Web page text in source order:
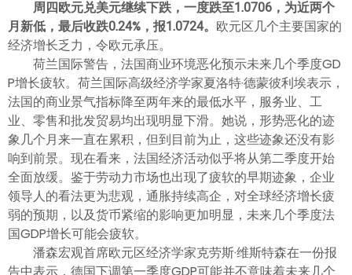
周四欧元兑美元继续下跌，一度跌至1.0706，为近两个
月新低，最后收跌0.24%，报1.0724。 欧元区几个主要国家的
经济增长乏力，令欧元承压。
荷兰国际警告，法国商业环境恶化预示未来几个季度GD
P增长疲软。荷兰国际高级经济学家夏洛特·德蒙彼利埃表示，
法国的商业景气指标降至两年来的最低水平，服务业、工
业、零售和批发贸易均出现明显下滑。她说，形势恶化的迹
象几个月来一直在累积，但到目前为止，这些迹象还没有影
响到前景。现在看来，法国经济活动似乎将从第二季度开始
全面放缓。鉴于劳动力市场也出现了疲软的早期迹象，企业
领导人的看法更为悲观，通胀持续高企，对全球经济增长疲
弱的预期，以及货币紧缩的影响更加明显，未来几个季度法
国GDP增长可能会疲软。
潘森宏观首席欧元区经济学家克劳斯·维斯特森在一份报